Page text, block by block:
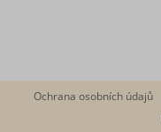
Ochrana osobních údajů